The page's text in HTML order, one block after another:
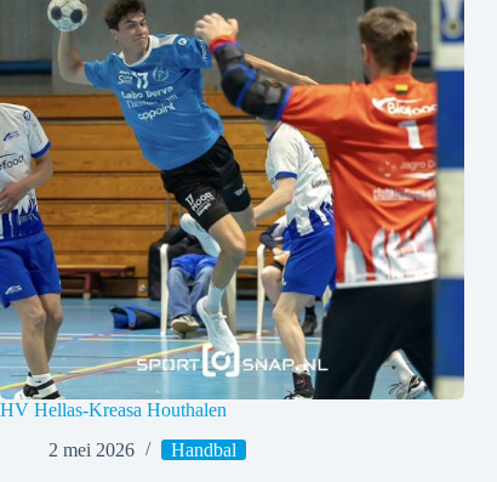
HV Hellas-Kreasa Houthalen
2 mei 2026
Handbal